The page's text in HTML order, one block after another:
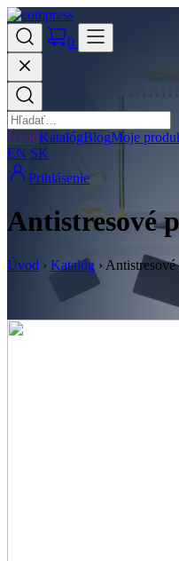
0
ÚvodKatalógBlogMoje
EN SK
Prihlásenie
Antistresové
Úvod › Katalóg ›